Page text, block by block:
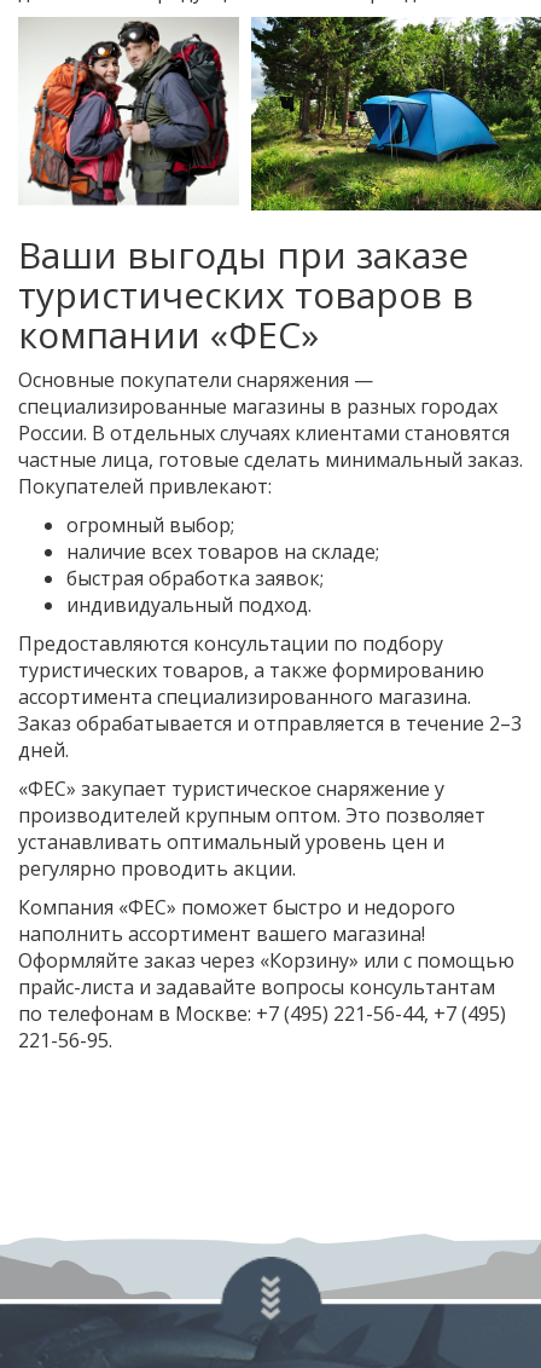
Ваши выгоды при заказе
туристических товаров в
компании «ФЕС»
Основные покупатели снаряжения —
специализированные магазины в разных городах
России. В отдельных случаях клиентами становятся
частные лица, готовые сделать минимальный заказ.
Покупателей привлекают:
огромный выбор;
наличие всех товаров на складе;
быстрая обработка заявок;
индивидуальный подход.
Предоставляются консультации по подбору
туристических товаров, а также формированию
ассортимента специализированного магазина.
Заказ обрабатывается и отправляется в течение 2–3
дней.
«ФЕС» закупает туристическое снаряжение у
производителей крупным оптом. Это позволяет
устанавливать оптимальный уровень цен и
регулярно проводить акции.
Компания «ФЕС» поможет быстро и недорого
наполнить ассортимент вашего магазина!
Оформляйте заказ через «Корзину» или с помощью
прайс-листа и задавайте вопросы консультантам
по телефонам в Москве: +7 (495) 221-56-44, +7 (495)
221-56-95.